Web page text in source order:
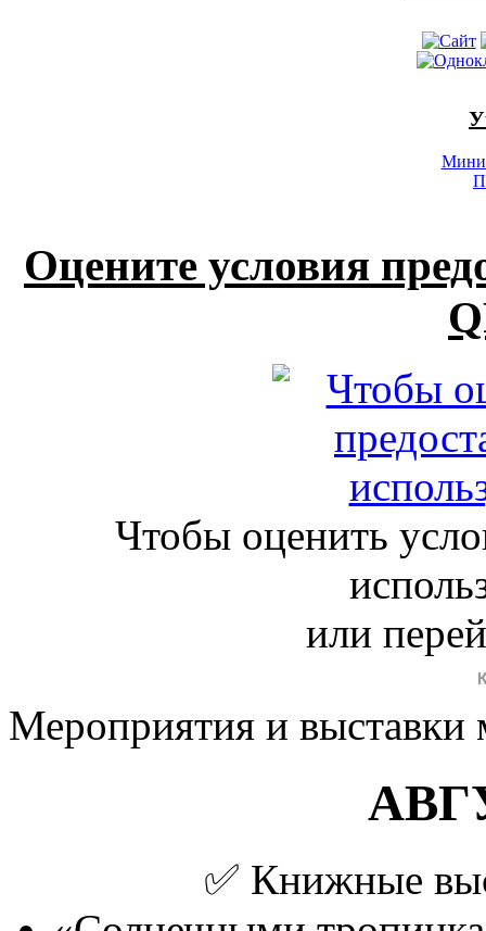
Оцените условия
Чтобы оценить
или
Мероприятия и выставки
✅️ Книжные